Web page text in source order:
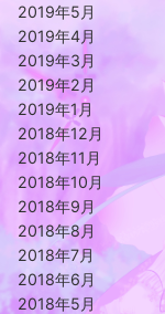
2019年5月
2019年4月
2019年3月
2019年2月
2019年1月
2018年12月
2018年11月
2018年10月
2018年9月
2018年8月
2018年7月
2018年6月
2018年5月